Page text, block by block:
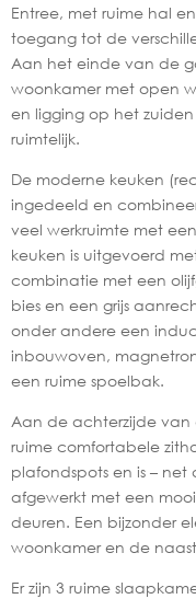
Entree, met ruime hal
toegang tot de
Aan het einde van de
woonkamer met open
en ligging op het
ruimtelijk.
De moderne keuken
ingedeeld en
veel werkruimte met
keuken is uitgevoerd
combinatie met een
bies en een grijs
onder andere een
inbouwoven,
een ruime spoelbak.
Aan de achterzijde
ruime comfortabele
plafondspots en is –
afgewerkt met een
deuren. Een bijzonder
woonkamer en de
Er zijn 3 ruime